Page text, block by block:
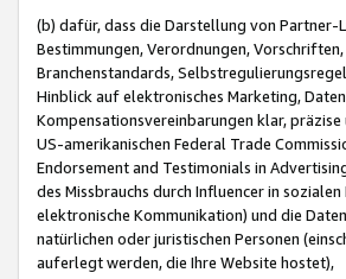
(b) dafür, dass die Darstellung von
Bestimmungen, Verordnungen,
Branchenstandards,
Hinblick auf elektronisches Marketing,
Kompensationsvereinbarungen klar,
US-amerikanischen Federal Trade
Endorsement and Testimonials in
des Missbrauchs durch Influencer in
elektronische Kommunikation) und die
natürlichen oder juristischen Personen
auferlegt werden, die Ihre Website hostet),